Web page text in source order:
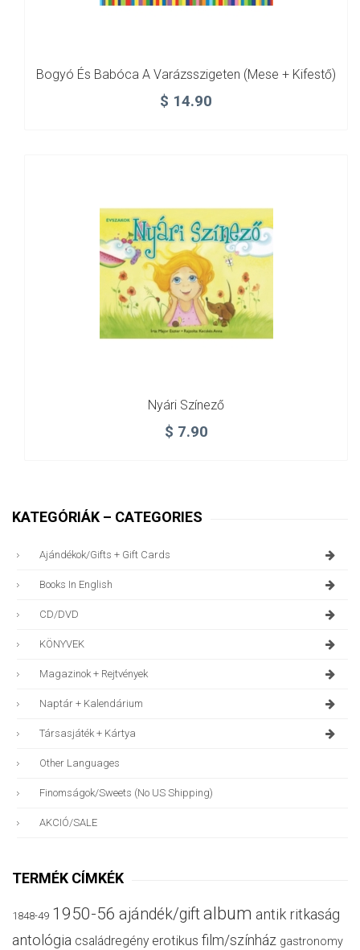
Bogyó És Babóca A Varázsszigeten (mese + Kifestő)
$ 14.90
Nyári Színező
$ 7.90
KATEGÓRIÁK – CATEGORIES
Ajándékok/gifts + Gift Cards
Books In English
CD/DVD
KÖNYVEK
Magazinok + Rejtvények
Naptár + Kalendárium
Társasjáték + Kártya
Other Languages
Finomságok/sweets (no US Shipping)
AKCIÓ/SALE
TERMÉK CÍMKÉK
1848-49 1950-56 ajándék/giftalbum antik ritkaság
antológia családregény erotikus film/színház gastronomy